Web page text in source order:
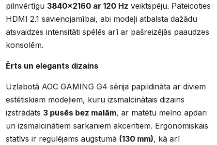
pilnvērtīgu 3840×2160 ar 120 Hz veiktspēju. Pateicoties
HDMI 2.1 savienojamībai, abi modeļi atbalsta dažādu
atsvaidzes intensitāti spēlēs arī ar pašreizējās paaudzes
konsolēm.
Ērts un elegants dizains
Uzlabotā AOC GAMING G4 sērija papildināta ar diviem
estētiskiem modeļiem, kuru izsmalcinātais dizains
izstrādāts 3 pusēs bez malām, ar matētu melno apdari
un izsmalcinātiem sarkaniem akcentiem. Ergonomiskais
statīvs ir regulējams augstumā (130 mm), kā arī